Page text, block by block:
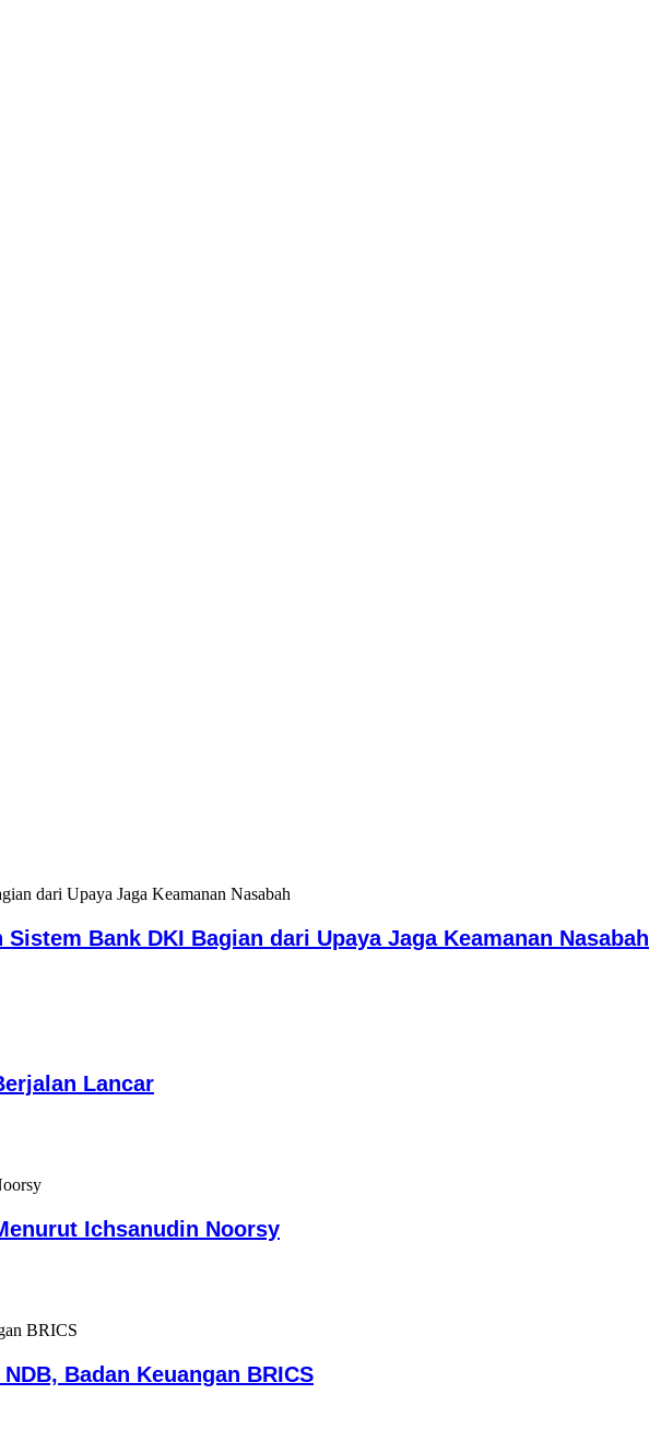
Bank DKI Bagian dari Upaya Jaga Keamanan Nasabah
Lancar
Ichsanudin Noorsy
Badan Keuangan BRICS